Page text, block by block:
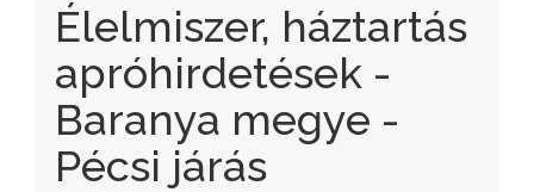
Élelmiszer, háztartás
apróhirdetések -
Baranya megye -
Pécsi járás